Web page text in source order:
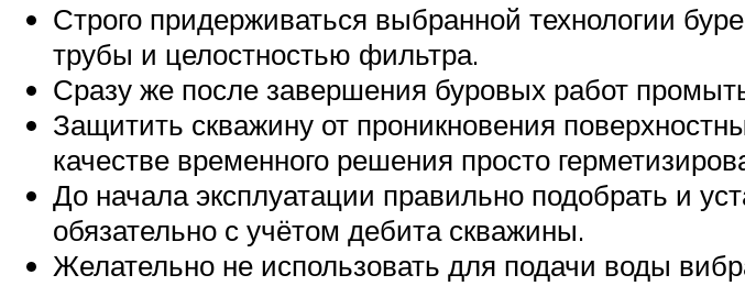
Строго придерживаться выбранной технологии
трубы и целостностью фильтра.
Сразу же после завершения буровых работ
Защитить скважину от проникновения
качестве временного решения просто
До начала эксплуатации правильно подобрать и
обязательно с учётом дебита скважины.
Желательно не использовать для подачи воды